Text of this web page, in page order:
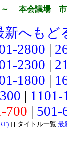
～ 本会議場 市
新へもど
2800 |
2300 |
1800 |
|
700 |
] [ タイトル一覧 最